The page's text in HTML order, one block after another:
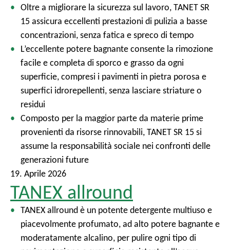
Oltre a migliorare la sicurezza sul lavoro, TANET SR
15 assicura eccellenti prestazioni di pulizia a basse
concentrazioni, senza fatica e spreco di tempo
L’eccellente potere bagnante consente la rimozione
facile e completa di sporco e grasso da ogni
superficie, compresi i pavimenti in pietra porosa e
superfici idrorepellenti, senza lasciare striature o
residui
Composto per la maggior parte da materie prime
provenienti da risorse rinnovabili, TANET SR 15 si
assume la responsabilità sociale nei confronti delle
generazioni future
19. Aprile 2026
TANEX allround
TANEX allround è un potente detergente multiuso e
piacevolmente profumato, ad alto potere bagnante e
moderatamente alcalino, per pulire ogni tipo di